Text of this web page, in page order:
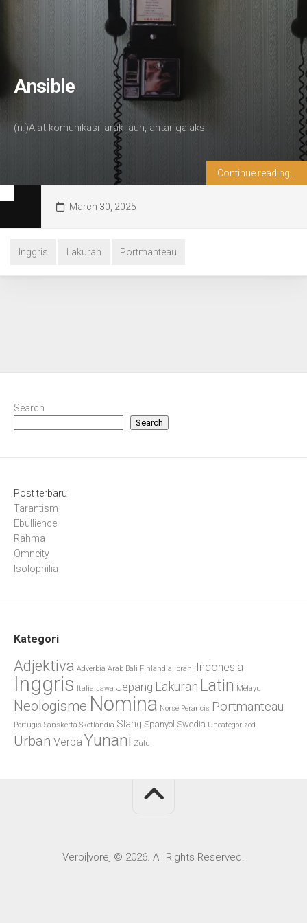
Ansible
(n.)Alat komunikasi jarak jauh, antar galaksi
Continue reading...
March 30, 2025
Inggris Lakuran Portmanteau
Search
Search
Post terbaru
Tarantism
Ebullience
Rahma
Omneity
Isolophilia
Kategori
Adjektiva Adverbia Arab Bali Finlandia Ibrani Indonesia
Inggris Italia Jawa Jepang Lakuran Latin Melayu
Neologisme Nomina Norse Perancis Portmanteau
Portugis Sanskerta Skotlandia Slang Spanyol Swedia Uncategorized
Urban Verba Yunani Zulu
Verbi[vore] © 2026. All Rights Reserved.